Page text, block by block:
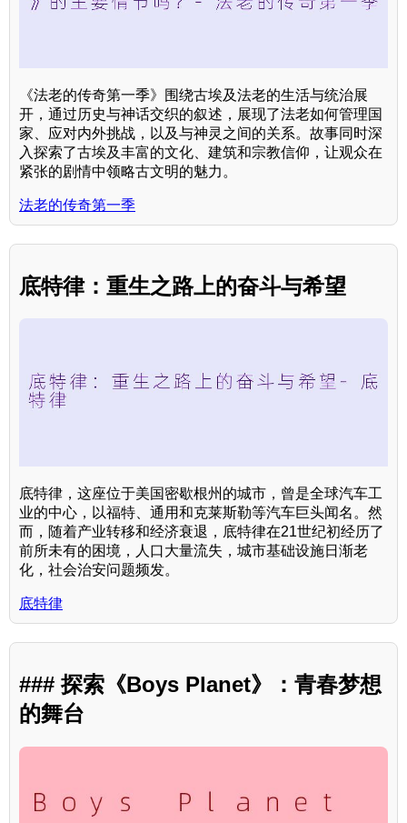
《法老的传奇第一季》围绕古埃及法老的生活与统治展
开，通过历史与神话交织的叙述，展现了法老如何管理国
家、应对内外挑战，以及与神灵之间的关系。故事同时深
入探索了古埃及丰富的文化、建筑和宗教信仰，让观众在
紧张的剧情中领略古文明的魅力。
法老的传奇第一季
底特律：重生之路上的奋斗与希望
底特律，这座位于美国密歇根州的城市，曾是全球汽车工
业的中心，以福特、通用和克莱斯勒等汽车巨头闻名。然
而，随着产业转移和经济衰退，底特律在21世纪初经历了
前所未有的困境，人口大量流失，城市基础设施日渐老
化，社会治安问题频发。
底特律
### 探索《Boys Planet》：青春梦想
的舞台